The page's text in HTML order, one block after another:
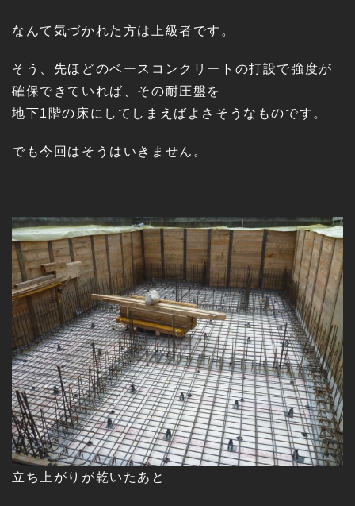
なんて気づかれた方は上級者です。
そう、先ほどのベースコンクリートの打設で強度が
確保できていれば、その耐圧盤を
地下1階の床にしてしまえばよさそうなものです。
でも今回はそうはいきません。
立ち上がりが乾いたあと